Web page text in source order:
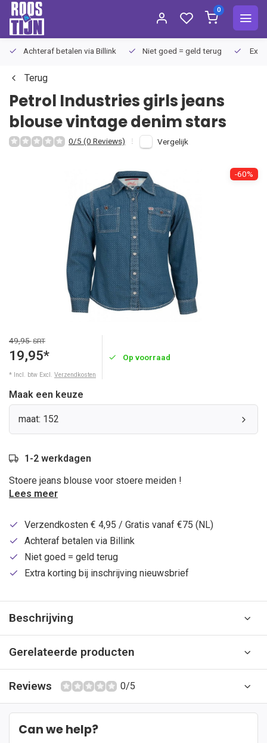
0
Achteraf betalen via Billink Niet goed = geld terug
Terug
Petrol Industriesgirls jeans
blouse vintage denim stars
0/5 (0 Reviews) Vergelijk
-60%
49,95SRT
19,95*
* Incl. btw Excl. Verzendkosten
Op voorraad
Maak een keuze
maat: 152
1-2 werkdagen
Stoere jeans blouse voor stoere meiden !
Lees meer
Verzendkosten € 4,95 / Gratis vanaf €75 (NL)
Achteraf betalen via Billink
Niet goed = geld terug
Extra korting bij inschrijving nieuwsbrief
Beschrijving
Gerelateerde producten
Reviews 0/5
Can we help?